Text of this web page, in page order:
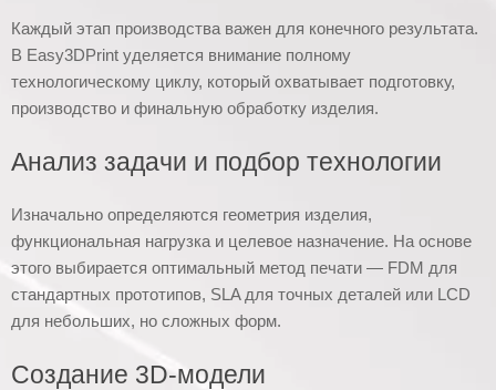
Каждый этап производства важен для конечного результата.
В Easy3DPrint уделяется внимание полному
технологическому циклу, который охватывает подготовку,
производство и финальную обработку изделия.
Анализ задачи и подбор технологии
Изначально определяются геометрия изделия,
функциональная нагрузка и целевое назначение. На основе
этого выбирается оптимальный метод печати — FDM для
стандартных прототипов, SLA для точных деталей или LCD
для небольших, но сложных форм.
Создание 3D-модели